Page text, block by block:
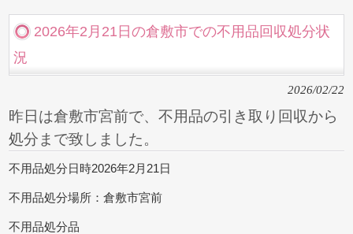
2026年2月21日の倉敷市での不用品回収処分状
況
2026/02/22
昨日は倉敷市宮前で、不用品の引き取り回収から
処分まで致しました。
不用品処分日時2026年2月21日
不用品処分場所：倉敷市宮前
不用品処分品